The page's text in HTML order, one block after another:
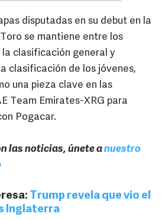
disputadas en su debut en la
se mantiene entre los
clasificación general y
clasificación de los jóvenes,
una pieza clave en las
Team Emirates-XRG para
Pogacar.
las noticias, únete anuestro
Trump revela que vio el
Inglaterra